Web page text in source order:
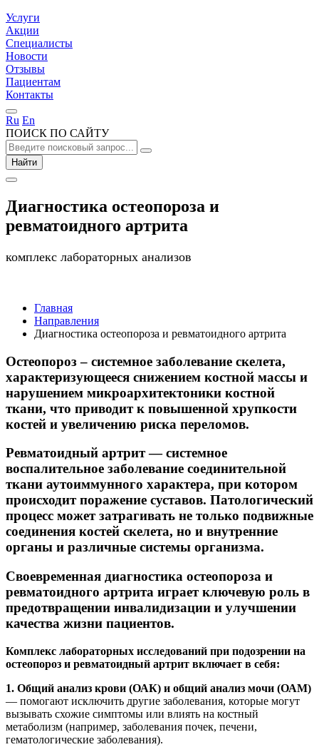
Услуги
Акции
Специалисты
Новости
Отзывы
Пациентам
Контакты
Ru En
ПОИСК ПО САЙТУ
Найти
Диагностика остеопороза и
ревматоидного артрита
комплекс лабораторных анализов
Главная
Направления
Диагностика остеопороза и ревматоидного артрита
Остеопороз – системное заболевание скелета,
характеризующееся снижением костной массы и
нарушением микроархитектоники костной
ткани, что приводит к повышенной хрупкости
костей и увеличению риска переломов.
Ревматоидный артрит — системное
воспалительное заболевание соединительной
ткани аутоиммунного характера, при котором
происходит поражение суставов. Патологический
процесс может затрагивать не только подвижные
соединения костей скелета, но и внутренние
органы и различные системы организма.
Своевременная диагностика остеопороза и
ревматоидного артрита играет ключевую роль в
предотвращении инвалидизации и улучшении
качества жизни пациентов.
Комплекс лабораторных исследований при подозрении на
остеопороз и ревматоидный артрит включает в себя:
1. Общий анализ крови (ОАК) и общий анализ мочи (ОАМ)
— помогают исключить другие заболевания, которые могут
вызывать схожие симптомы или влиять на костный
метаболизм (например, заболевания почек, печени,
гематологические заболевания).